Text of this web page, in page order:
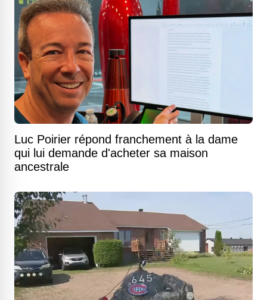
Luc Poirier répond franchement à la dame
qui lui demande d'acheter sa maison
ancestrale